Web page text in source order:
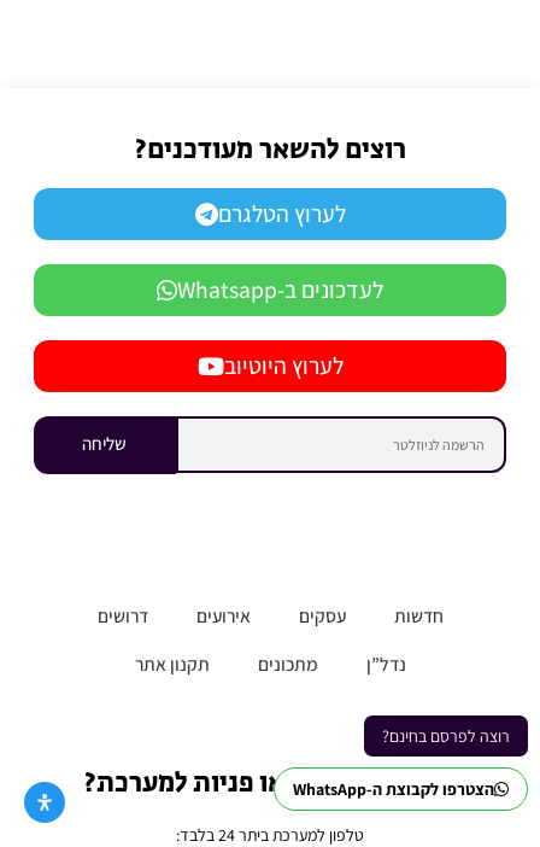
הצטרפו לקבוצת ה-WhatsApp
רוצה לפרסם בחינם?
רוצים להשאר מעודכנים?
לערוץ הטלגרם
לעדכונים ב-Whatsapp
לערוץ היוטיוב
שליחה
חדשות עסקים אירועים
דרושים
נדל”ן
מתכונים תקנון אתר
יש לכם דיווחים או פניות למערכת?
טלפון למערכת ביתר 24 בלבד: